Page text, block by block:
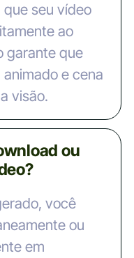
seu vídeo
ao
garante que
e cena
visão.
ou
você
ou
em